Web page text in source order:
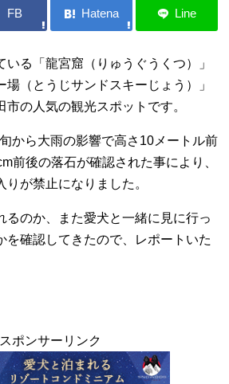
る「龍宮窟（りゅうぐうくつ）」
（とうじサンドスキーじょう）」
の人気の観光スポットです。
から大雨の影響で高さ10メートル前
前後の落石が確認された事により、
が禁止になりました。
るのか、また愛犬と一緒に見に行っ
を確認してきたので、レポートいた
スポンサーリンク